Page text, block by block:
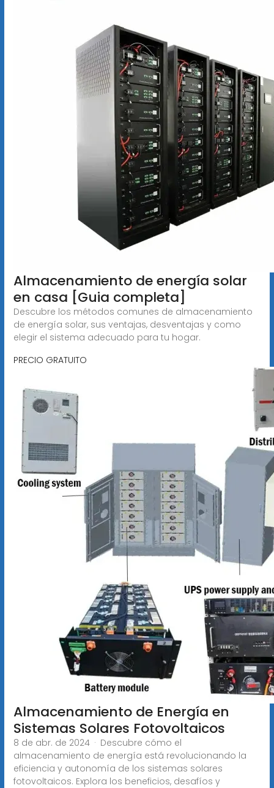
Almacenamiento de energía solar
en casa [Guia completa]
Descubre los métodos comunes de almacenamiento
de energía solar, sus ventajas, desventajas y como
elegir el sistema adecuado para tu hogar.
PRECIO GRATUITO
Almacenamiento de Energía en
Sistemas Solares Fotovoltaicos
8 de abr. de 2024 · Descubre cómo el
almacenamiento de energía está revolucionando la
eficiencia y autonomía de los sistemas solares
fotovoltaicos. Explora los beneficios, desafíos y